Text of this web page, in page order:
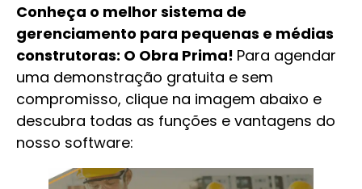
Conheça o melhor sistema de
gerenciamento para pequenas e médias
construtoras: O Obra Prima! Para agendar
uma demonstração gratuita e sem
compromisso, clique na imagem abaixo e
descubra todas as funções e vantagens do
nosso software: